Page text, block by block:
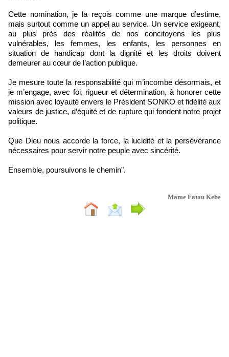
Cette nomination, je la reçois comme une marque d’estime,
mais surtout comme un appel au service. Un service exigeant,
au plus près des réalités de nos concitoyens les plus
vulnérables, les femmes, les enfants, les personnes en
situation de handicap dont la dignité et les droits doivent
demeurer au cœur de l’action publique.
Je mesure toute la responsabilité qui m’incombe désormais, et
je m’engage, avec foi, rigueur et détermination, à honorer cette
mission avec loyauté envers le Président SONKO et fidélité aux
valeurs de justice, d’équité et de rupture qui fondent notre projet
politique.
Que Dieu nous accorde la force, la lucidité et la persévérance
nécessaires pour servir notre peuple avec sincérité.
Ensemble, poursuivons le chemin".
Mame Fatou Kebe